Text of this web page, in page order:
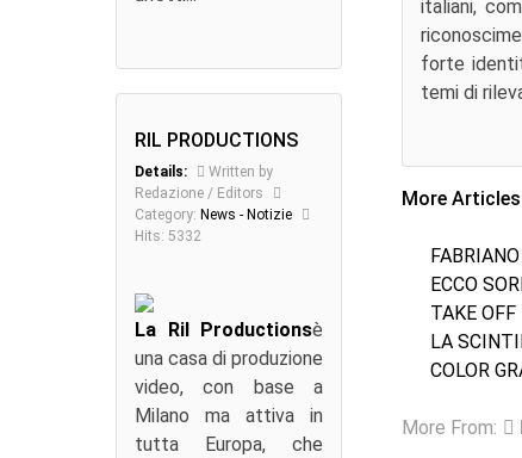
RIL PRODUCTIONS
Details:
Written by
Redazione / Editors
Category: News - Notizie
Hits: 5332
La Ril Productionsè
una casa di produzione
video, con base a
Milano ma attiva in
tutta Europa, che
italiani,
forte
temi di
More Articles
ECCO
TAKE OFF
LA
COLOR
More From: